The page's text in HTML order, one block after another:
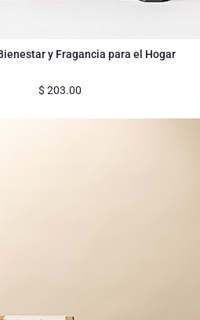
y Fragancia para el Hogar
$ 203.00